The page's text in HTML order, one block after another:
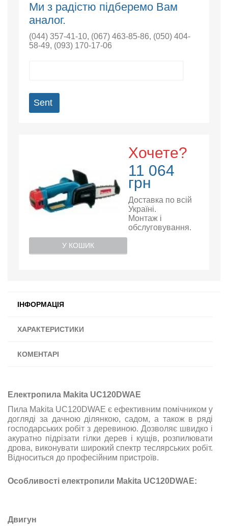
Ми з радістю підберемо Вам
аналог.
(044) 357-41-10, (067) 463-85-86, (050) 404-
58-49, (093) 170-17-06
Sent
Хочете?
11 064
грн
Доставка по всій
Україні.
Монтаж і
обслуговування.
У КОШИК
ІНФОРМАЦІЯ
ХАРАКТЕРИСТИКИ
КОМЕНТАРІ
Електропила Makita UC120DWAE
Пила Makita UC120DWAE є ефективним помічником у
догляді за дачною ділянкою, садом, а також в ряді
господарських робіт з деревиною. Дозволяє швидко і
акуратно підрізати гілки дерев і кущів, розпилювати
дрова, виконувати широкий спектр теслярських робіт.
Відноситься до професійним пристроїв.
Особливості електропили Makita UC120DWAE:
Двигун